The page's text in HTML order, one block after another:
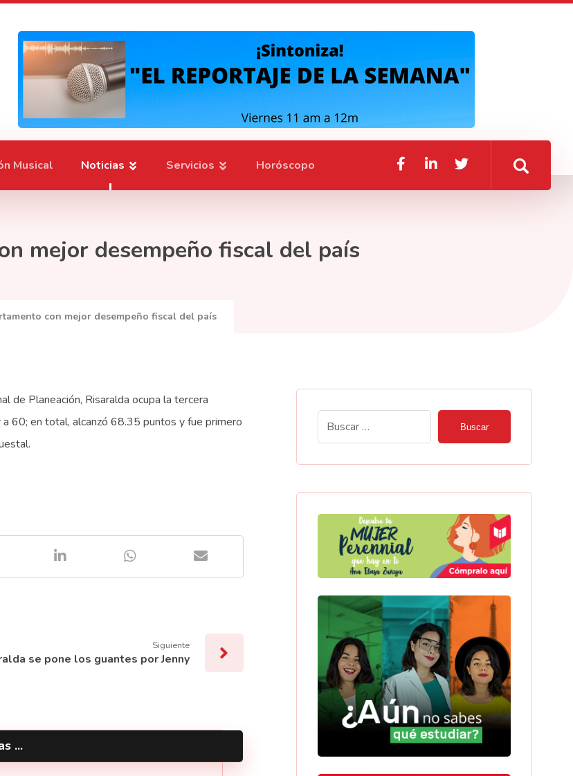
Musical Noticias Servicios Horóscopo
mejor desempeño fiscal del país
con mejor desempeño fiscal del país
de Planeación, Risaralda ocupa la tercera
a 60; en total, alcanzó 68.35 puntos y fue primero
Siguiente
se pone los guantes por Jenny
...
Buscar